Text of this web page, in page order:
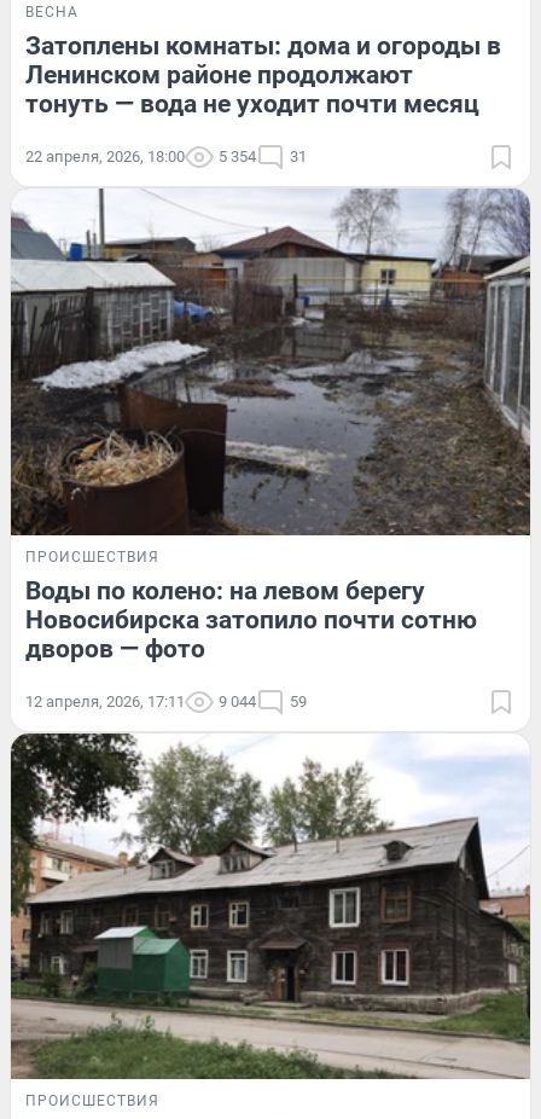
ВЕСНА
Затоплены комнаты: дома и огороды в
Ленинском районе продолжают
тонуть — вода не уходит почти месяц
22 апреля, 2026, 18:00 5 354 31
ПРОИСШЕСТВИЯ
Воды по колено: на левом берегу
Новосибирска затопило почти сотню
дворов — фото
12 апреля, 2026, 17:11 9 044 59
ПРОИСШЕСТВИЯ